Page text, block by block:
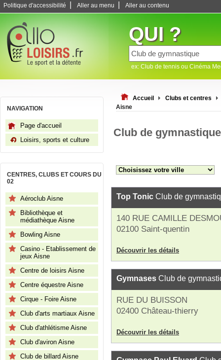
Politique d'accessibilité Aller au menu Aller au contenu
QUI ?
ex: Club de tennis ou Cinéma
NAVIGATION
Page d'accueil
Loisirs, sports et culture
CENTRES, CLUBS ET COURS DU
02
Aéroclub Aisne
Bibliothèque et
médiathèque Aisne
Bowling Aisne
Casino - Etablissement de
jeux Aisne
Centre de loisirs Aisne
Centre équestre Aisne
Cirque - Foire Aisne
Club d'arts martiaux Aisne
Club d'athlétisme Aisne
Club d'aviron Aisne
Club de billard Aisne
Accueil
Clubs et centres
Aisne
Club de
Top Tonic Club de
140 RUE CAMILLE
02100 Saint-quentin
Découvrir les détails
Gymnases Club de
RUE DU BUISSON
02400 Château-thierry
Découvrir les détails